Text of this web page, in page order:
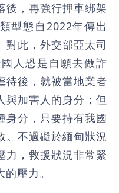
現任優勢去哪？」
張了
驚傳猝逝！最後身
中一語成讖 王必
海警！陸警機率最
後，再強行押車綁架
型態自2022年傳出
對此，外交部亞太司
人恐是自願去做詐
待後，就被當地業者
與加害人的身分；但
身分，只要持有我國
。不過礙於緬甸狀況
力，救援狀況非常緊
壓力。